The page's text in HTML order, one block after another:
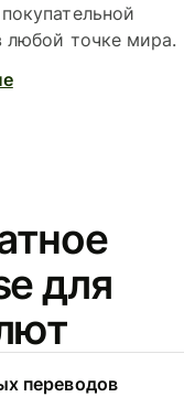
любой точке мира.
для
переводов